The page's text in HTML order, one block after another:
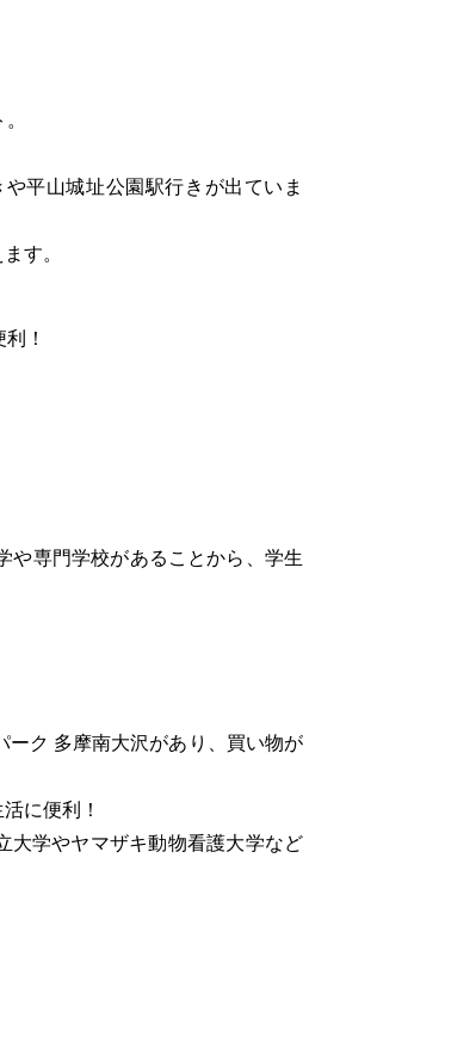
平山城址公園駅行きが出ていま
す。
！
や専門学校があることから、学生
ク 多摩南大沢があり、買い物が
に便利！
大学やヤマザキ動物看護大学など